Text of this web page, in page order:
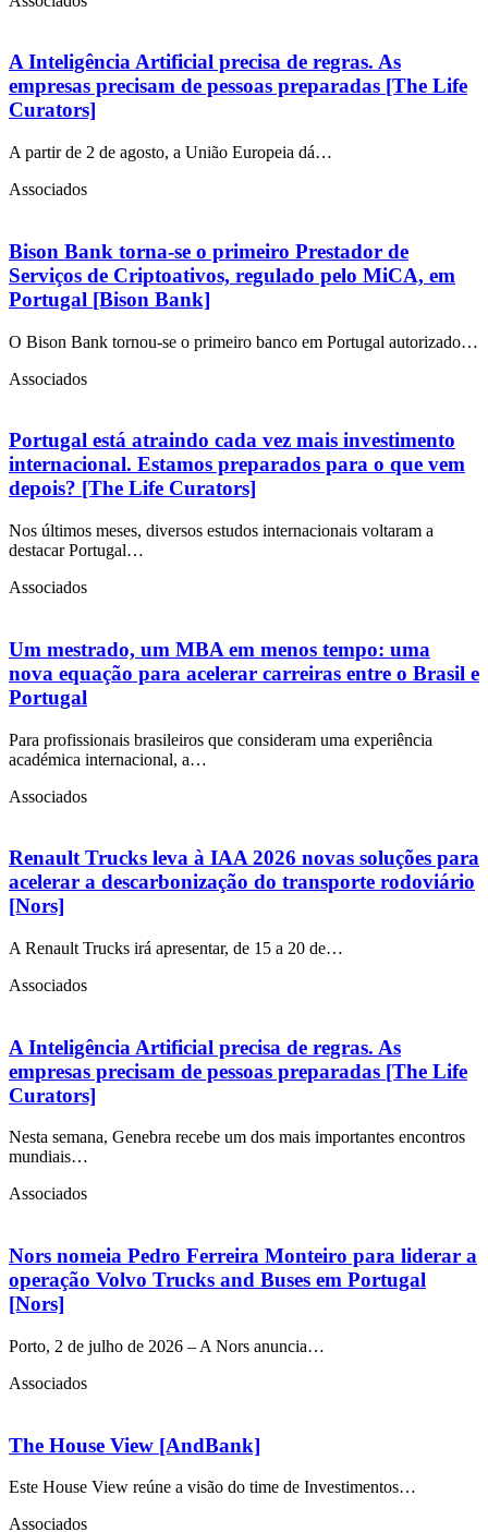
A Inteligência Artificial precisa de regras. As
empresas precisam de pessoas preparadas [The Life
Curators]
A partir de 2 de agosto, a União Europeia dá…
Associados
Bison Bank torna-se o primeiro Prestador de
Serviços de Criptoativos, regulado pelo MiCA, em
Portugal [Bison Bank]
O Bison Bank tornou-se o primeiro banco em Portugal autorizado…
Associados
Portugal está atraindo cada vez mais investimento
internacional. Estamos preparados para o que vem
depois? [The Life Curators]
Nos últimos meses, diversos estudos internacionais voltaram a
destacar Portugal…
Associados
Um mestrado, um MBA em menos tempo: uma
nova equação para acelerar carreiras entre o Brasil e
Portugal
Para profissionais brasileiros que consideram uma experiência
académica internacional, a…
Associados
Renault Trucks leva à IAA 2026 novas soluções para
acelerar a descarbonização do transporte rodoviário
[Nors]
A Renault Trucks irá apresentar, de 15 a 20 de…
Associados
A Inteligência Artificial precisa de regras. As
empresas precisam de pessoas preparadas [The Life
Curators]
Nesta semana, Genebra recebe um dos mais importantes encontros
mundiais…
Associados
Nors nomeia Pedro Ferreira Monteiro para liderar a
operação Volvo Trucks and Buses em Portugal
[Nors]
Porto, 2 de julho de 2026 – A Nors anuncia…
Associados
The House View [AndBank]
Este House View reúne a visão do time de Investimentos…
Associados